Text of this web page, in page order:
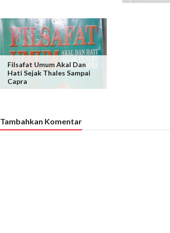
Filsafat Umum Akal Dan
Hati Sejak Thales Sampai
Capra
Tambahkan Komentar